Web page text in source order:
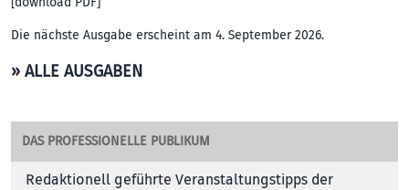
Die nächste Ausgabe erscheint am 4. September 2026.
» ALLE AUSGABEN
DAS PROFESSIONELLE PUBLIKUM
Redaktionell geführte Veranstaltungstipps der